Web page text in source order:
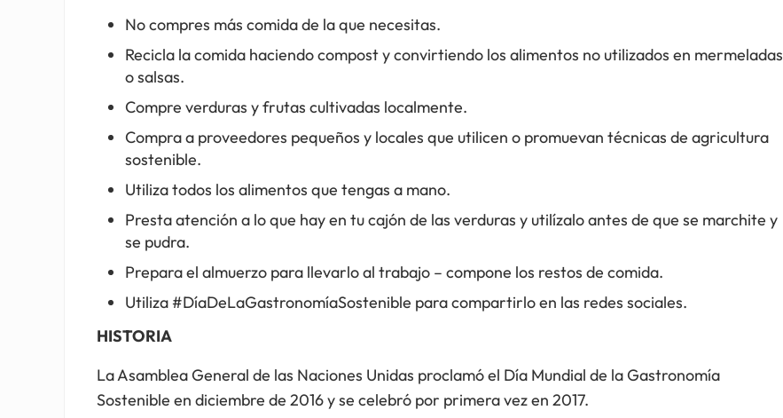
No compres más comida de la que necesitas.
Recicla la comida haciendo compost y convirtiendo los alimentos no utilizados en mermeladas
o salsas.
Compre verduras y frutas cultivadas localmente.
Compra a proveedores pequeños y locales que utilicen o promuevan técnicas de agricultura
sostenible.
Utiliza todos los alimentos que tengas a mano.
Presta atención a lo que hay en tu cajón de las verduras y utilízalo antes de que se marchite y
se pudra.
Prepara el almuerzo para llevarlo al trabajo – compone los restos de comida.
Utiliza #DíaDeLaGastronomíaSostenible para compartirlo en las redes sociales.
HISTORIA
La Asamblea General de las Naciones Unidas proclamó el Día Mundial de la Gastronomía
Sostenible en diciembre de 2016 y se celebró por primera vez en 2017.